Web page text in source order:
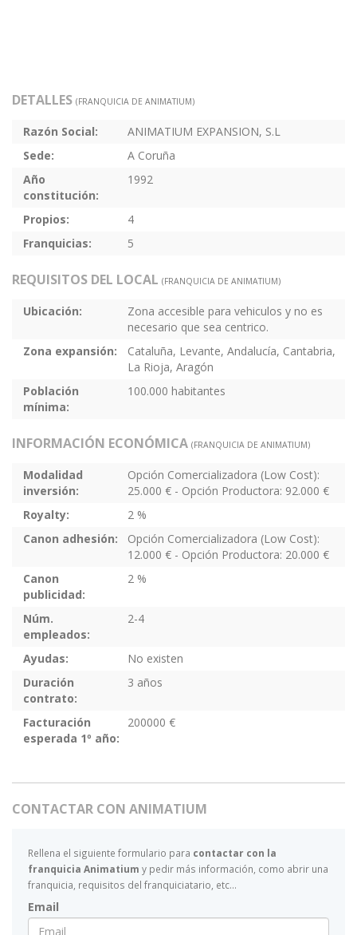
DETALLES (FRANQUICIA DE ANIMATIUM)
Razón Social:
ANIMATIUM EXPANSION, S.L
Sede:
A Coruña
Año
constitución:
1992
Propios:
4
Franquicias:
5
REQUISITOS DEL LOCAL (FRANQUICIA DE ANIMATIUM)
Ubicación:
Zona accesible para vehiculos y no es
necesario que sea centrico.
Zona expansión:
Cataluña, Levante, Andalucía, Cantabria,
La Rioja, Aragón
Población
mínima:
100.000 habitantes
INFORMACIÓN ECONÓMICA (FRANQUICIA DE ANIMATIUM)
Modalidad
inversión:
Opción Comercializadora (Low Cost):
25.000 € - Opción Productora: 92.000 €
Royalty:
2 %
Canon adhesión:
Opción Comercializadora (Low Cost):
12.000 € - Opción Productora: 20.000 €
Canon
publicidad:
2 %
Núm.
empleados:
2-4
Ayudas:
No existen
Duración
contrato:
3 años
Facturación
esperada 1º año:
200000 €
CONTACTAR CON ANIMATIUM
Rellena el siguiente formulario para contactar con la
franquicia Animatium y pedir más información, como abrir una
franquicia, requisitos del franquiciatario, etc...
Email